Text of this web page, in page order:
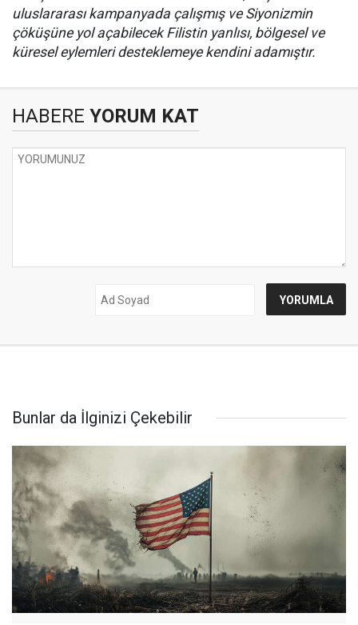
uluslararası kampanyada çalışmış ve Siyonizmin
çöküşüne yol açabilecek Filistin yanlısı, bölgesel ve
küresel eylemleri desteklemeye kendini adamıştır.
HABERE YORUM KAT
Bunlar da İlginizi Çekebilir